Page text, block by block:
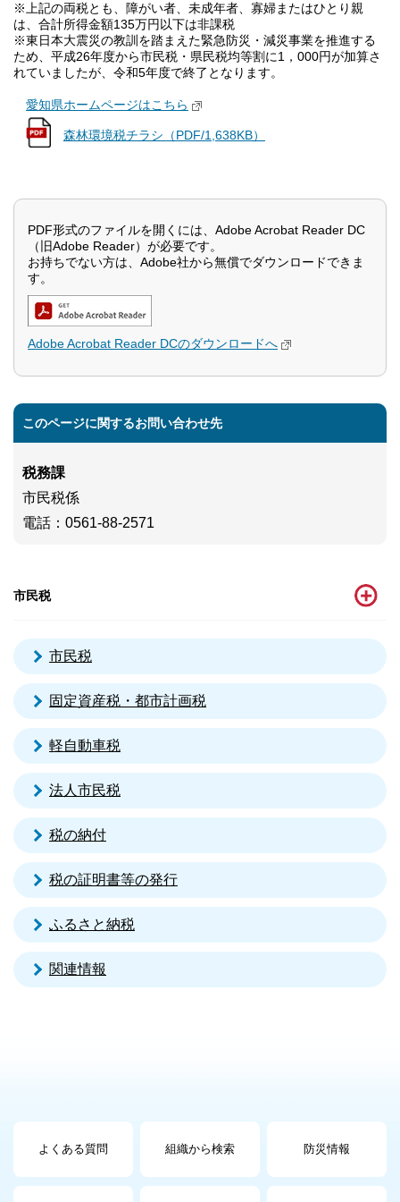
※上記の両税とも、障がい者、未成年者、寡婦またはひとり親
は、合計所得金額135万円以下は非課税
※東日本大震災の教訓を踏まえた緊急防災・減災事業を推進する
ため、平成26年度から市民税・県民税均等割に1，000円が加算さ
れていましたが、令和5年度で終了となります。
愛知県ホームページはこちら
森林環境税チラシ（PDF/1,638KB）
PDF形式のファイルを開くには、Adobe Acrobat Reader DC
（旧Adobe Reader）が必要です。
お持ちでない方は、Adobe社から無償でダウンロードできま
す。
Adobe Acrobat Reader DCのダウンロードへ
このページに関するお問い合わせ先
税務課
市民税係
電話 ：0561-88-2571
市民税
市民税
固定資産税・都市計画税
軽自動車税
法人市民税
税の納付
税の証明書等の発行
ふるさと納税
関連情報
よくある質問 組織から検索 防災情報